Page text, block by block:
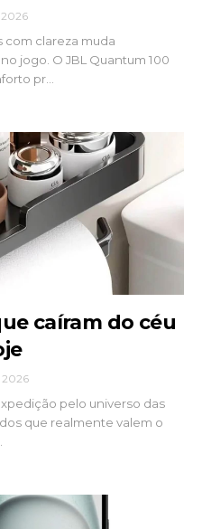
2026
com clareza muda
jogo. O JBL Quantum 100
pr...
caíram do céu
2026
pelo universo das
que realmente valem o